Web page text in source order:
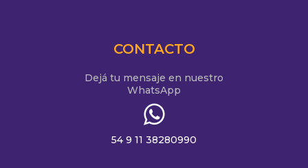
CONTACTO
Dejá tu mensaje en nuestro
WhatsApp
54 9 11 38280990